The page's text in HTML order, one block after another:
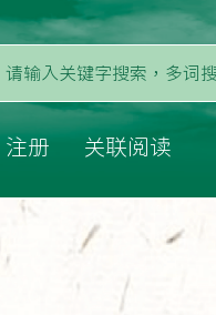
注册 关联阅读